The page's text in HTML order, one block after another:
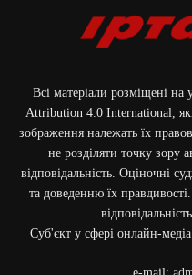
Всі матеріали розміщені на
Attribution 4.0 International,
зображення належать їх
не розділяти точку зору
відповідальність. Оціночні
та доведенню їх
Cуб'єкт у сфері онлайн-